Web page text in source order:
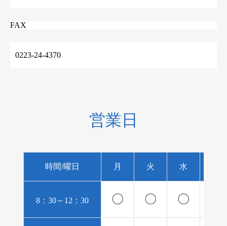
FAX
0223-24-4370
営業日
時間/曜日 月 火 水
8：30～12：30 〇 〇 〇